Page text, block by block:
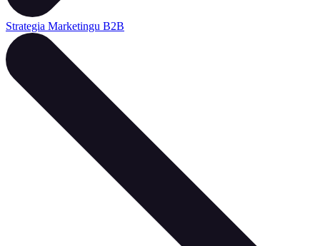
Strategia Marketingu B2B